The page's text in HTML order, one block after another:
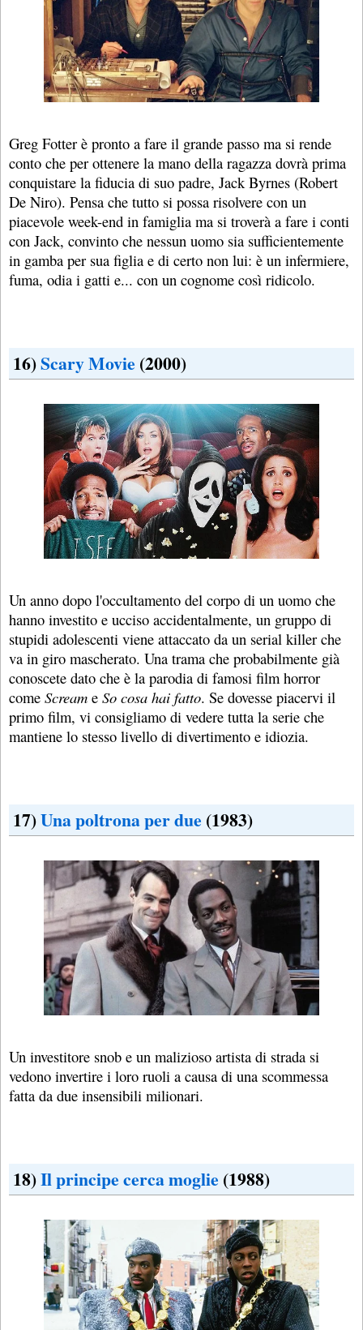
Greg Fotter è pronto a fare il grande passo ma si rende
conto che per ottenere la mano della ragazza dovrà prima
conquistare la fiducia di suo padre, Jack Byrnes (Robert
De Niro). Pensa che tutto si possa risolvere con un
piacevole week-end in famiglia ma si troverà a fare i conti
con Jack, convinto che nessun uomo sia sufficientemente
in gamba per sua figlia e di certo non lui: è un infermiere,
fuma, odia i gatti e... con un cognome così ridicolo.
16)Scary Movie (2000)
Un anno dopo l'occultamento del corpo di un uomo che
hanno investito e ucciso accidentalmente, un gruppo di
stupidi adolescenti viene attaccato da un serial killer che
va in giro mascherato. Una trama che probabilmente già
conoscete dato che è la parodia di famosi film horror
come Scream e So cosa hai fatto. Se dovesse piacervi il
primo film, vi consigliamo di vedere tutta la serie che
mantiene lo stesso livello di divertimento e idiozia.
17)Una poltrona per due (1983)
Un investitore snob e un malizioso artista di strada si
vedono invertire i loro ruoli a causa di una scommessa
fatta da due insensibili milionari.
18)Il principe cerca moglie (1988)